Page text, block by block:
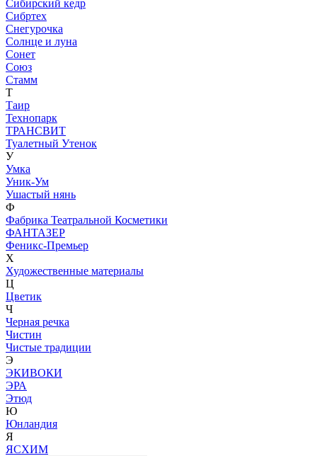
Сибирский кедр
Сибртех
Снегурочка
Солнце и луна
Сонет
Союз
Стамм
Т
Таир
Технопарк
ТРАНСВИТ
Туалетный Утенок
У
Умка
Уник-Ум
Ушастый нянь
Ф
Фабрика Театральной Косметики
ФАНТАЗЕР
Феникс-Премьер
Х
Художественные материалы
Ц
Цветик
Ч
Черная речка
Чистин
Чистые традиции
Э
ЭКИВОКИ
ЭРА
Этюд
Ю
Юнландия
Я
ЯСХИМ